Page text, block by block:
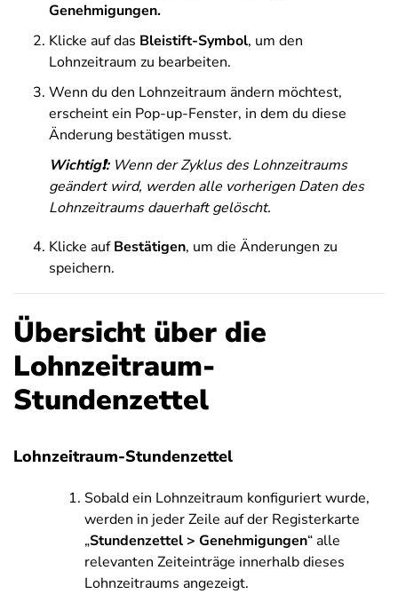
Genehmigungen.
Klicke auf das Bleistift-Symbol, um den
Lohnzeitraum zu bearbeiten.
Wenn du den Lohnzeitraum ändern möchtest,
erscheint ein Pop-up-Fenster, in dem du diese
Änderung bestätigen musst.
Wichtig❗:Wenn der Zyklus des Lohnzeitraums
geändert wird, werden alle vorherigen Daten des
Lohnzeitraums dauerhaft gelöscht.
Klicke aufBestätigen, um die Änderungen zu
speichern.
Übersicht über die
Lohnzeitraum-
Stundenzettel
Lohnzeitraum-Stundenzettel
Sobald ein Lohnzeitraum konfiguriert wurde,
werden in jeder Zeile auf der Registerkarte
„Stundenzettel > Genehmigungen“ alle
relevanten Zeiteinträge innerhalb dieses
Lohnzeitraums angezeigt.